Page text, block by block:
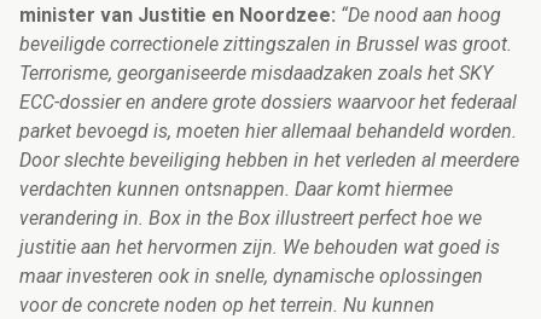
minister van Justitie en Noordzee: “De nood aan hoog
beveiligde correctionele zittingszalen in Brussel was groot.
Terrorisme, georganiseerde misdaadzaken zoals het SKY
ECC-dossier en andere grote dossiers waarvoor het federaal
parket bevoegd is, moeten hier allemaal behandeld worden.
Door slechte beveiliging hebben in het verleden al meerdere
verdachten kunnen ontsnappen. Daar komt hiermee
verandering in. Box in the Box illustreert perfect hoe we
justitie aan het hervormen zijn. We behouden wat goed is
maar investeren ook in snelle, dynamische oplossingen
voor de concrete noden op het terrein. Nu kunnen